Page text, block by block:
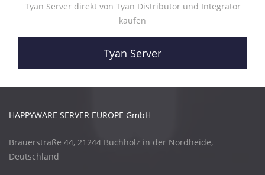
Tyan Server direkt von Tyan Distributor und Integrator
kaufen
Tyan Server
HAPPYWARE SERVER EUROPE GmbH
Brauerstraße 44, 21244 Buchholz in der Nordheide,
Deutschland